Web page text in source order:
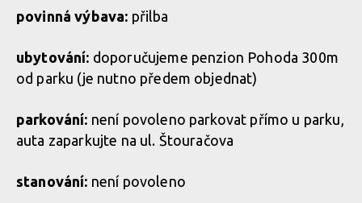
povinná výbava: přilba
ubytování: doporučujeme penzion Pohoda 300m
od parku (je nutno předem objednat)
parkování: není povoleno parkovat přímo u parku,
auta zaparkujte na ul. Štouračova
stanování: není povoleno